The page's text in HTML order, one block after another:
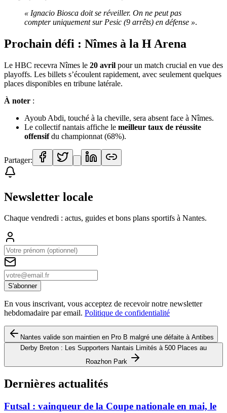
« Ignacio Biosca doit se réveiller. On ne peut pas
compter uniquement sur Pesic (9 arrêts) en défense ».
Prochain défi : Nîmes à la H Arena
Le HBC recevra Nîmes le 20 avril pour un match crucial en vue des
playoffs. Les billets s’écoulent rapidement, avec seulement quelques
places disponibles en tribune latérale.
À noter :
Ayoub Abdi, touché à la cheville, sera absent face à Nîmes.
Le collectif nantais affiche le meilleur taux de réussite
offensifdu championnat (68%).
Partager:
Newsletter locale
Chaque vendredi : actus, guides et bons plans sportifs à Nantes.
S'abonner
En vous inscrivant, vous acceptez de recevoir notre newsletter
hebdomadaire par email. Politique de confidentialité
Nantes valide son maintien en Pro B malgré une défaite à Antibes
Derby Breton : Les Supporters Nantais Limités à 500 Places au
Roazhon Park
Dernières actualités
Futsal : vainqueur de la Coupe nationale en mai, le